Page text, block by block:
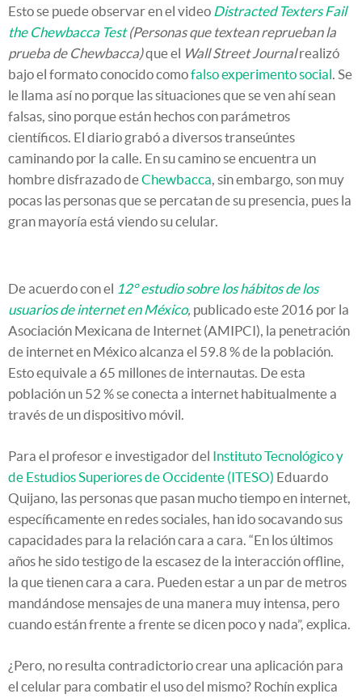
Esto se puede observar en el video Distracted Texters Fail
the Chewbacca Test(Personas que textean reprueban la
prueba de Chewbacca)que el Wall Street Journalrealizó
bajo el formato conocido comofalso experimento social . Se
le llama así no porque las situaciones que se ven ahí sean
falsas, sino porque están hechos con parámetros
científicos. El diario grabó a diversos transeúntes
caminando por la calle. En su camino se encuentra un
hombre disfrazado deChewbacca , sin embargo, son muy
pocas las personas que se percatan de su presencia, pues la
gran mayoría está viendo su celular.
De acuerdo con el 12° estudio sobre los hábitos de los
usuarios de internet en México, publicado este 2016 por la
Asociación Mexicana de Internet (AMIPCI), la penetración
de internet en México alcanza el 59.8 % de la población.
Esto equivale a 65 millones de internautas. De esta
población un 52 % se conecta a internet habitualmente a
través de un dispositivo móvil.
Para el profesor e investigador del Instituto Tecnológico y
de Estudios Superiores de Occidente (ITESO) Eduardo
Quijano, las personas que pasan mucho tiempo en internet,
específicamente en redes sociales, han ido socavando sus
capacidades para la relación cara a cara. “En los últimos
años he sido testigo de la escasez de la interacción offline,
la que tienen cara a cara. Pueden estar a un par de metros
mandándose mensajes de una manera muy intensa, pero
cuando están frente a frente se dicen poco y nada”, explica.
¿Pero, no resulta contradictorio crear una aplicación para
el celular para combatir el uso del mismo? Rochín explica